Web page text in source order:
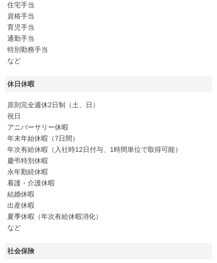
住宅手当
資格手当
育児手当
通勤手当
特別勤務手当
など
休日休暇
原則完全週休2日制（土、日）
祝日
アニバーサリー休暇
年末年始休暇（7日間）
年次有給休暇（入社時12日付与、1時間単位で取得可能）
慶弔特別休暇
永年勤続休暇
看護・介護休暇
結婚休暇
出産休暇
夏季休暇（年次有給休暇消化）
など
社会保険